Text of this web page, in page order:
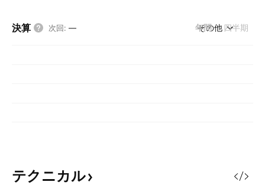
決算 次回: — 年間 四半期
その他
テクニカル